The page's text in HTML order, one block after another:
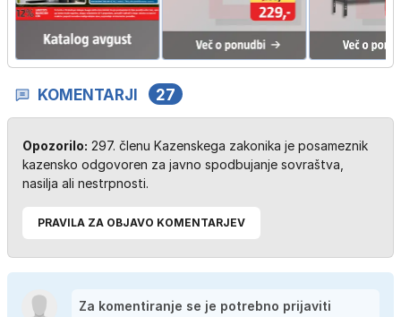
KOMENTARJI 27
Opozorilo: 297. členu Kazenskega zakonika je posameznik
kazensko odgovoren za javno spodbujanje sovraštva,
nasilja ali nestrpnosti.
PRAVILA ZA OBJAVO KOMENTARJEV